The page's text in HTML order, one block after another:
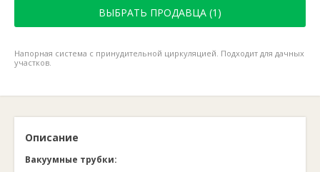
ВЫБРАТЬ ПРОДАВЦА (1)
Напорная система с принудительной циркуляцией. Подходит для дачных
участков.
Описание
Вакуумные трубки: